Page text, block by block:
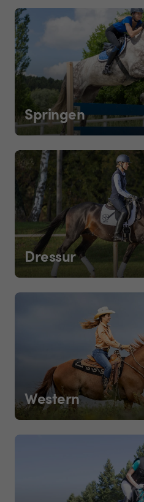
Springen
Dressur
Western